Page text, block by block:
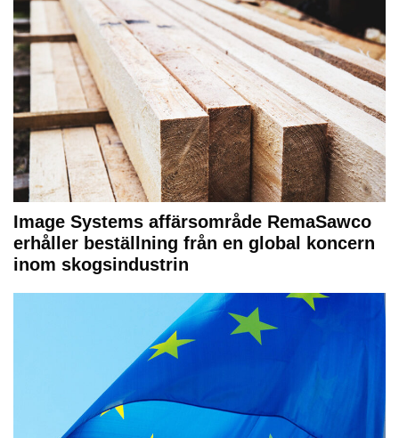
Image Systems affärsområde RemaSawco
erhåller beställning från en global koncern
inom skogsindustrin